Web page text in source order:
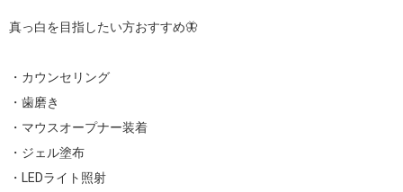
真っ白を目指したい方おすすめ🦋
・カウンセリング
・歯磨き
・マウスオープナー装着
・ジェル塗布
・LEDライト照射